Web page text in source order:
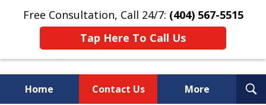
Free Consultation, Call 24/7: (404) 567-5515
Tap Here To Call Us
Home Contact Us More